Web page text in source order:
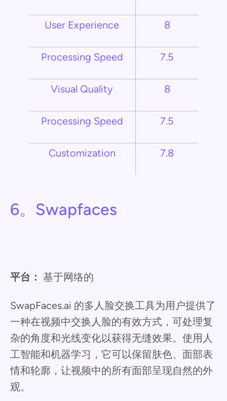
User Experience 8
Processing Speed 7.5
Visual Quality 8
Processing Speed 7.5
Customization 7.8
6。Swapfaces
平台： 基于网络的
SwapFaces.ai 的多人脸交换工具为用户提供了
一种在视频中交换人脸的有效方式，可处理复
杂的角度和光线变化以获得无缝效果。使用人
工智能和机器学习，它可以保留肤色、面部表
情和轮廓，让视频中的所有面部呈现自然的外
观。